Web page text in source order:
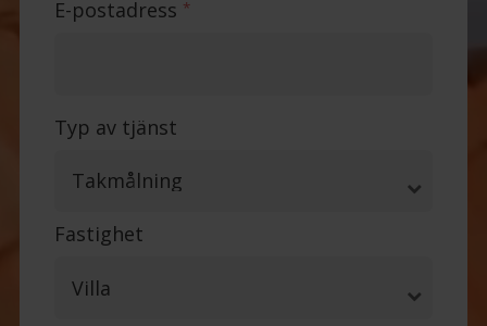
E-postadress *
Typ av tjänst
Fastighet